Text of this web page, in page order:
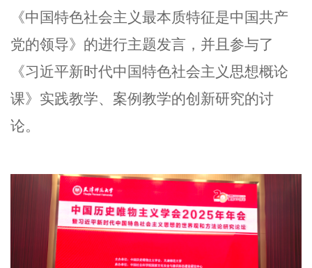
《中国特色社会主义最本质特征是中国共产
党的领导》的进行主题发言，并且参与了
《习近平新时代中国特色社会主义思想概论
课》实践教学、案例教学的创新研究的讨
论。